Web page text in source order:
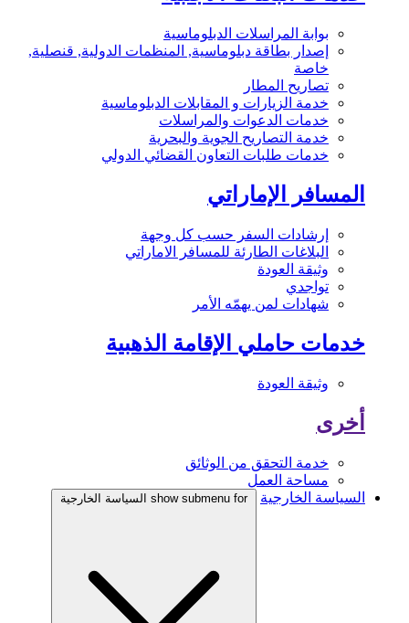
بوابة المراسلات الدبلوماسية
إصدار بطاقة دبلوماسية, المنظمات الدولية, قنصلية,
خاصة
تصاريح المطار
خدمة الزيارات و المقابلات الدبلوماسية
خدمات الدعوات والمراسلات
خدمة التصاريح الجوية والبحرية
خدمات طلبات التعاون القضائي الدولي
المسافر الإماراتي
إرشادات السفر حسب كل وجهة
البلاغات الطارئة للمسافر الاماراتي
وثيقة العودة
تواجدي
شهادات لمن يهمّه الأمر
خدمات حاملي الإقامة الذهبية
وثيقة العودة
أخرى
خدمة التحقق من الوثائق
مساحة العمل
السياسة الخارجية
show submenu for السياسة الخارجية